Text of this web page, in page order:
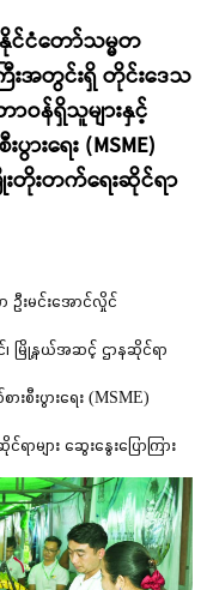
င်ငံတော်သမ္မတ
ြီးအတွင်းရှိ တိုင်းဒေသ
ဝန်ရှိသူများနှင့်
းရေး (MSME)
းတိုးတက်ရေးဆိုင်ရာ
ဦးမင်းအောင်လှိုင်
၊ မြို့နယ်အဆင့် ဌာနဆိုင်ရာ
စီးပွားရေး (MSME)
များ ဆွေးနွေးပြောကြား